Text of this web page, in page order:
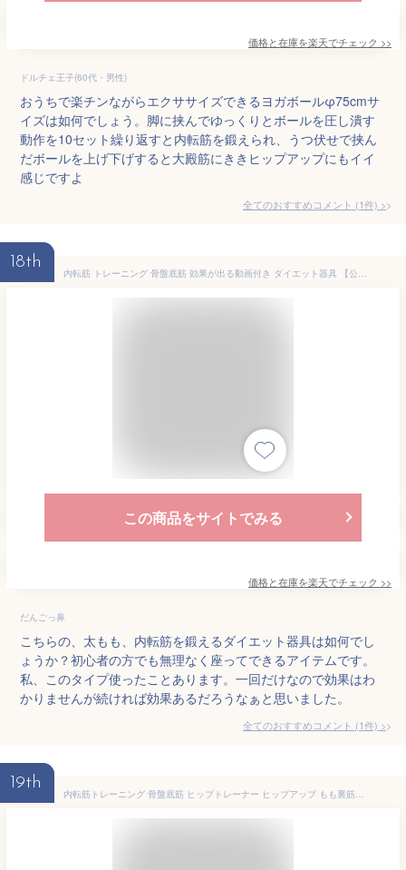
価格と在庫を楽天でチェック >>
ドルチェ王子(60代・男性)
おうちで楽チンながらエクササイズできるヨガボールφ75cmサ
イズは如何でしょう。脚に挟んでゆっくりとボールを圧し潰す
動作を10セット繰り返すと内転筋を鍛えられ、うつ伏せで挟ん
だボールを上げ下げすると大殿筋にききヒップアップにもイイ
感じですよ
全てのおすすめコメント (1件) >
18th
内転筋 トレーニング 骨盤底筋 効果が出る動画付き ダイエット器具 【公式】太もも 内転筋を鍛える 内転筋マルチトレーナー 【パーソナルトレーナー MIHOKO様より推奨】 【HIPPO REILLY】
この商品をサイトでみる
価格と在庫を楽天でチェック >>
だんごっ鼻
こちらの、太もも、内転筋を鍛えるダイエット器具は如何でし
ょうか？初心者の方でも無理なく座ってできるアイテムです。
私、このタイプ使ったことあります。一回だけなので効果はわ
かりませんが続ければ効果あるだろうなぁと思いました。
全てのおすすめコメント (1件) >
19th
内転筋トレーニング 骨盤底筋 ヒップトレーナー ヒップアップ もも裏筋トレ 多機能運動クリップ 産後 リハビリテーション エクササイザー トレーニング 器具 美尻 脚痩せ 筋トレ 膣トレ 膣トレーニング 送料無料